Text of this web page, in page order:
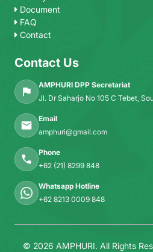
Document
FAQ
Contact
Contact Us
AMPHURI DPP Secretariat
Jl. Dr Saharjo No 105 C Tebet,
Email
amphuri@gmail.com
Phone
+62 (21) 8299 848
Whatsapp Hotline
+62 8213 0009 848
© 2026 AMPHURI. All Rights